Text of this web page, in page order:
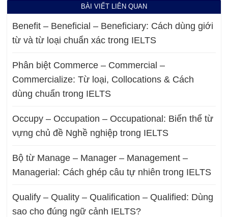
BÀI VIẾT LIÊN QUAN
Benefit – Beneficial – Beneficiary: Cách dùng giới
từ và từ loại chuẩn xác trong IELTS
Phân biệt Commerce – Commercial –
Commercialize: Từ loại, Collocations & Cách
dùng chuẩn trong IELTS
Occupy – Occupation – Occupational: Biến thể từ
vựng chủ đề Nghề nghiệp trong IELTS
Bộ từ Manage – Manager – Management –
Managerial: Cách ghép câu tự nhiên trong IELTS
Qualify – Quality – Qualification – Qualified: Dùng
sao cho đúng ngữ cảnh IELTS?